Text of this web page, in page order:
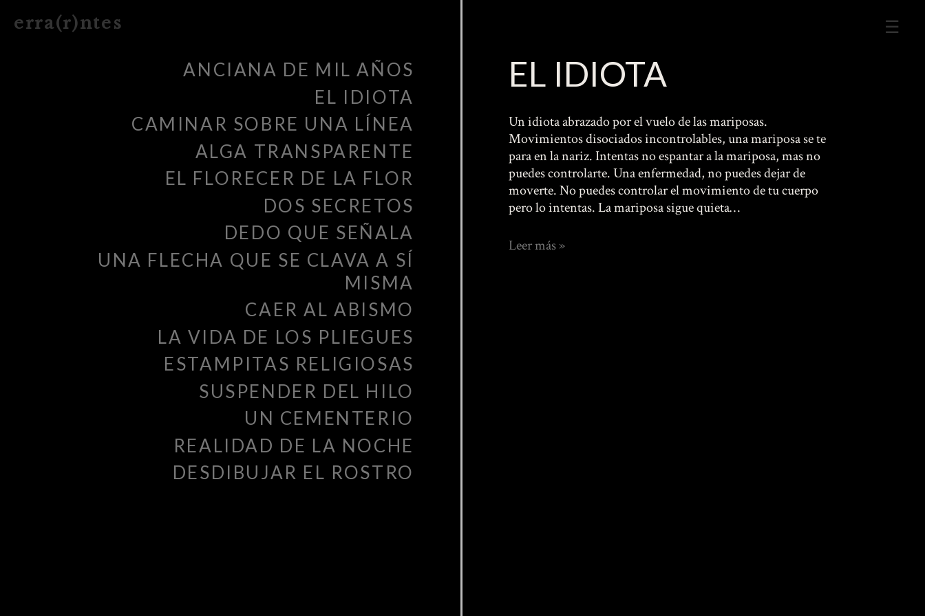
e r r a ( r ) n t e s
ANCIANA DE MIL AÑOS
EL IDIOTA
CAMINAR SOBRE UNA LÍNEA
ALGA TRANSPARENTE
EL FLORECER DE LA FLOR
DOS SECRETOS
DEDO QUE SEÑALA
UNA FLECHA QUE SE CLAVA A SÍ
MISMA
CAER AL ABISMO
LA VIDA DE LOS PLIEGUES
ESTAMPITAS RELIGIOSAS
SUSPENDER DEL HILO
UN CEMENTERIO
REALIDAD DE LA NOCHE
DESDIBUJAR EL ROSTRO
EL IDIOTA
Un idiota abrazado por el vuelo de las mariposas.
Movimientos disociados incontrolables, una mariposa se te
para en la nariz. Intentas no espantar a la mariposa, mas no
puedes controlarte. Una enfermedad, no puedes dejar de
moverte. No puedes controlar el movimiento de tu cuerpo
pero lo intentas. La mariposa sigue quieta…
El
Leer más »